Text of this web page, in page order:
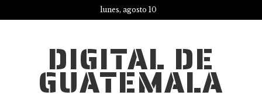
lunes, agosto 10
DIGITAL DE
GUATEMALA